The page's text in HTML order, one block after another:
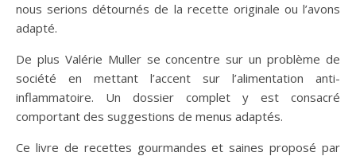
nous serions détournés de la recette originale ou l’avons
adapté.
De plus Valérie Muller se concentre sur un problème de
société en mettant l’accent sur l’alimentation anti-
inflammatoire. Un dossier complet y est consacré
comportant des suggestions de menus adaptés.
Ce livre de recettes gourmandes et saines proposé par